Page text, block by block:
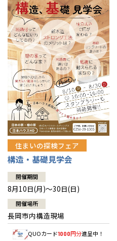
住まいの探検フェア
構造・基礎見学会
開催期間
8月10日(月)～30日(日)
開催場所
長岡市内構造現場
QUOカード1000円分進呈中！